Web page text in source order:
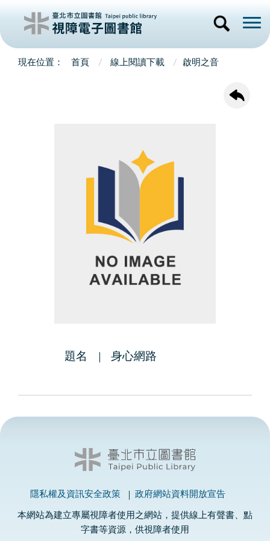
首頁 線上閱讀下載 啟明之音
題名 身心網路
隱私權及資訊安全政策 政府網站資料開放宣告
本網站為建立專屬視障者使用之網站，提供線上有聲書、點
字書等資源，供視障者使用